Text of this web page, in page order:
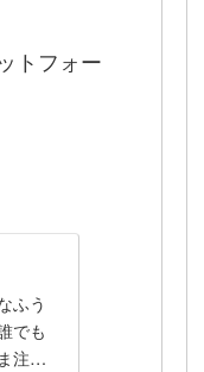
トフォー
ふう
でも
注目